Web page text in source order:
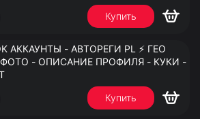
Купить
АККАУНТЫ - АВТОРЕГИ PL ⚡️ ГЕО
- ОПИСАНИЕ ПРОФИЛЯ - КУКИ -
Купить